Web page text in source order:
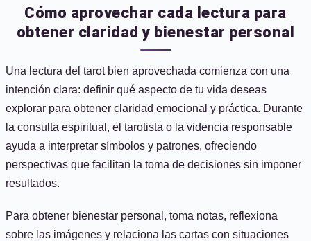
Cómo aprovechar cada lectura para
obtener claridad y bienestar personal
Una lectura del tarot bien aprovechada comienza con una
intención clara: definir qué aspecto de tu vida deseas
explorar para obtener claridad emocional y práctica. Durante
la consulta espiritual, el tarotista o la videncia responsable
ayuda a interpretar símbolos y patrones, ofreciendo
perspectivas que facilitan la toma de decisiones sin imponer
resultados.
Para obtener bienestar personal, toma notas, reflexiona
sobre las imágenes y relaciona las cartas con situaciones